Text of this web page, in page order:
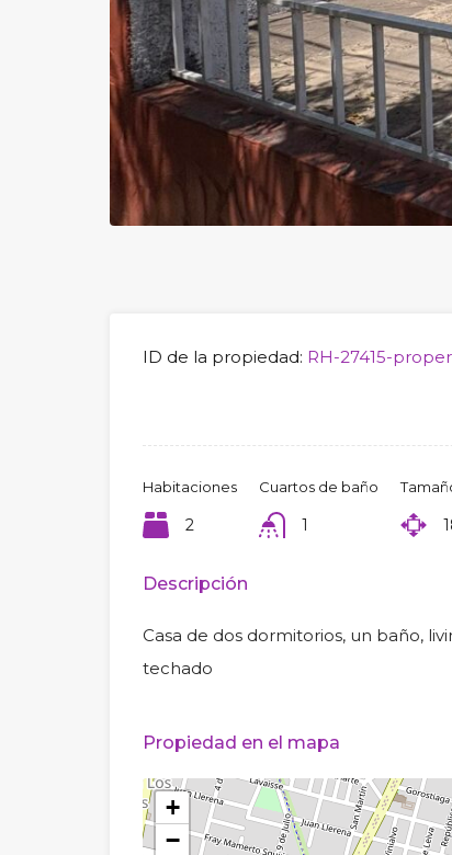
ID de la propiedad: RH-27415-
Habitaciones
2
Cuartos de baño
1
Descripción
Casa de dos dormitorios, un baño,
techado
Propiedad en el mapa
+
−